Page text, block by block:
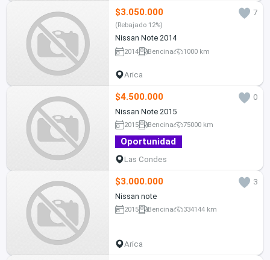
$3.050.000 7
(Rebajado 12%)
Nissan Note 2014
2014 Bencina 1000 km
Arica
$4.500.000
0
Nissan Note 2015
2015 Bencina 75000 km
Oportunidad
Las Condes
$3.000.000
3
Nissan note
2015 Bencina 334144 km
Arica